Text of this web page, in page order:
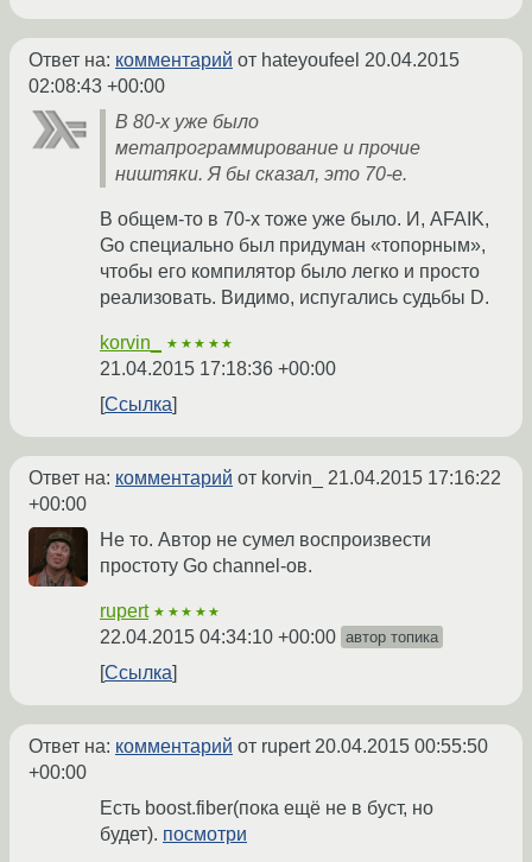
Ответ на: комментарий от hateyoufeel 20.04.2015
02:08:43 +00:00
В 80-х уже было
метапрограммирование и прочие
ништяки. Я бы сказал, это 70-е.
В общем-то в 70-х тоже уже было. И, AFAIK,
Go специально был придуман «топорным»,
чтобы его компилятор было легко и просто
реализовать. Видимо, испугались судьбы D.
korvin_ ★★★★★
21.04.2015 17:18:36 +00:00
Ссылка
Ответ на: комментарий от korvin_ 21.04.2015 17:16:22
+00:00
Не то. Автор не сумел воспроизвести
простоту Go channel-ов.
rupert ★★★★★
22.04.2015 04:34:10 +00:00 автор топика
Ссылка
Ответ на: комментарий от rupert20.04.2015 00:55:50
+00:00
Есть boost.fiber(пока ещё не в буст, но
будет). посмотри